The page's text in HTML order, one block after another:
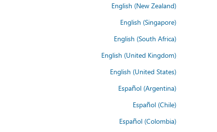
English (New Zealand)
English (Singapore)
English (South Africa)
English (United Kingdom)
English (United States)
Español (Argentina)
Español (Chile)
Español (Colombia)